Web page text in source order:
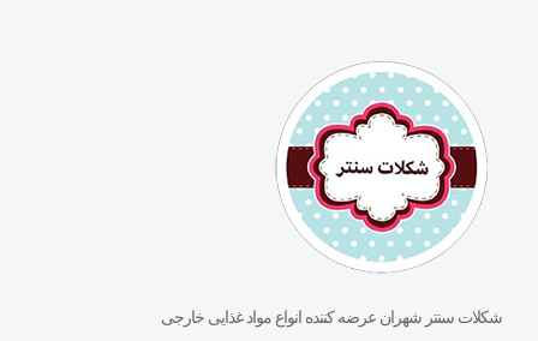
شکلات سنتر شهران عرضه کننده انواع مواد غذایی خارجی